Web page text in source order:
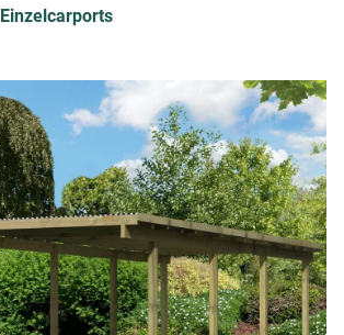
Einzelcarports